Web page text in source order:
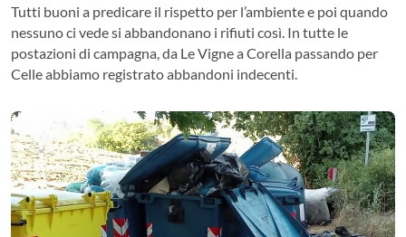
Tutti buoni a predicare il rispetto per l’ambiente e poi quando
nessuno ci vede si abbandonano i rifiuti così. In tutte le
postazioni di campagna, da Le Vigne a Corella passando per
Celle abbiamo registrato abbandoni indecenti.